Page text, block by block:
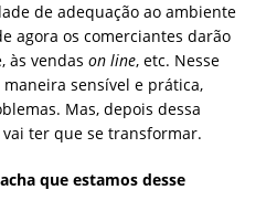
de adequação ao ambiente
agora os comerciantes darão
às vendas on line, etc. Nesse
sensível e prática,
Mas, depois dessa
ter que se transformar.
que estamos desse